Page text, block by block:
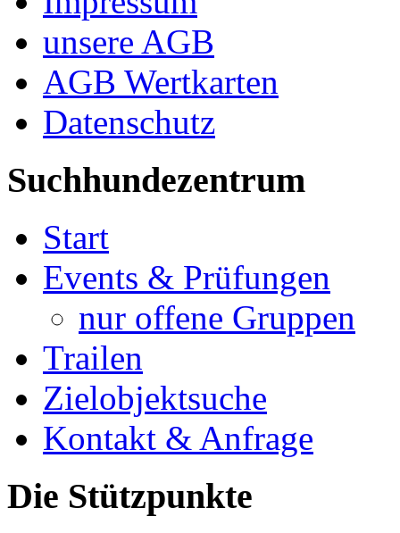
unsere AGB
AGB Wertkarten
Datenschutz
Suchhundezentrum
Start
Events & Prüfungen
nur offene Gruppen
Trailen
Zielobjektsuche
Kontakt & Anfrage
Die Stützpunkte